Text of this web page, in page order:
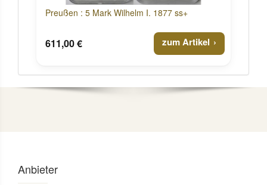
Preußen : 5 Mark Wilhelm I. 1877 ss+
611,00 € zum Artikel
Anbieter